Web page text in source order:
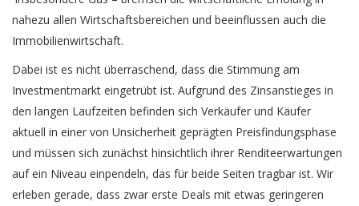
nahezu allen Wirtschaftsbereichen und beeinflussen auch die
Immobilienwirtschaft.
Dabei ist es nicht überraschend, dass die Stimmung am
Investmentmarkt eingetrübt ist. Aufgrund des Zinsanstieges in
den langen Laufzeiten befinden sich Verkäufer und Käufer
aktuell in einer von Unsicherheit geprägten Preisfindungsphase
und müssen sich zunächst hinsichtlich ihrer Renditeerwartungen
auf ein Niveau einpendeln, das für beide Seiten tragbar ist. Wir
erleben gerade, dass zwar erste Deals mit etwas geringeren